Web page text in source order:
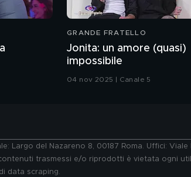
GRANDE FRATELLO
Jonita: un amore (quasi)
impossibile
04 nov 2025 | Canale 5
Largo del Nazareno 8, 00187 Roma. Uffici:
trasmessi e/o riprodotti è vietata ogni
data scraping.